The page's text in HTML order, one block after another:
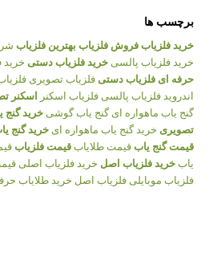
برچسب ها
خرید فلزیاب فروش فلزیاب بهترین فلزیاب
خرید فلزیاب پالسی خرید فلزیاب دستی خرید
حرفه ای فلزیاب دستی فلزیاب تصویری
اندروید فلزیاب پالسی فلزیاب اسکنر اسکنر
گنج یاب ماهواره ای گنج یاب گوشی خرید گنج
تصویری خرید گنج یاب ماهواره ای خرید گنج
قیمت گنج یاب قیمت طلایاب قیمت فلزیاب
یاب خرید فلزیاب اصل خرید فلزیاب اصلی
فلزیاب موبایلی فلزیاب اصل خرید طلایاب